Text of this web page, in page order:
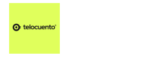
Artículos 📑
Plus 💎